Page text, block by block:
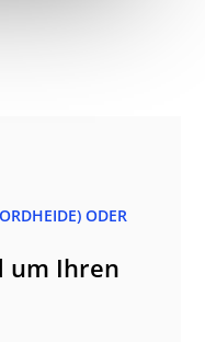
ODER
um Ihren